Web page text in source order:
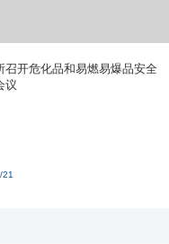
召开危化品和易燃易爆品安全
议